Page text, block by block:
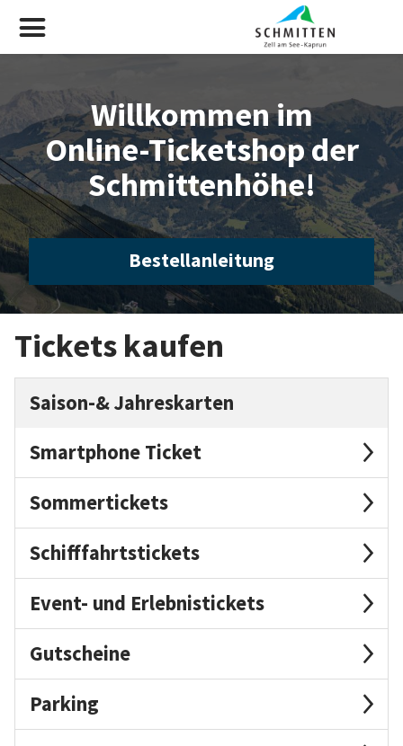
Willkommen im
Online-Ticketshop der
Schmittenhöhe!
Bestellanleitung
Tickets kaufen
Saison-& Jahreskarten
Smartphone Ticket
Sommertickets
Schifffahrtstickets
Event- und Erlebnistickets
Gutscheine
Parking